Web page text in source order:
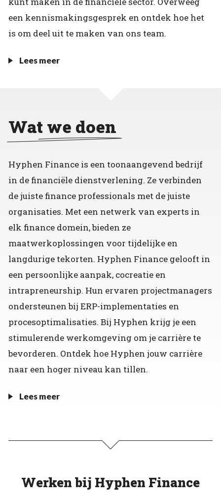
een kennismakingsgesprek en ontdek hoe het
is om deel uit te maken van ons team.
Lees meer
Wat we doen
Hyphen Finance is een toonaangevend bedrijf
in de financiële dienstverlening. Ze verbinden
de juiste finance professionals met de juiste
organisaties. Met een netwerk van experts in
elk finance domein, bieden ze
maatwerkoplossingen voor tijdelijke en
langdurige tekorten. Hyphen Finance gelooft in
een persoonlijke aanpak, cocreatie en
intrapreneurship. Hun ervaren projectmanagers
ondersteunen bij ERP-implementaties en
procesoptimalisaties. Bij Hyphen krijg je een
stimulerende werkomgeving om je carrière te
bevorderen. Ontdek hoe Hyphen jouw carrière
naar een hoger niveau kan tillen.
Lees meer
Werken bij Hyphen Finance